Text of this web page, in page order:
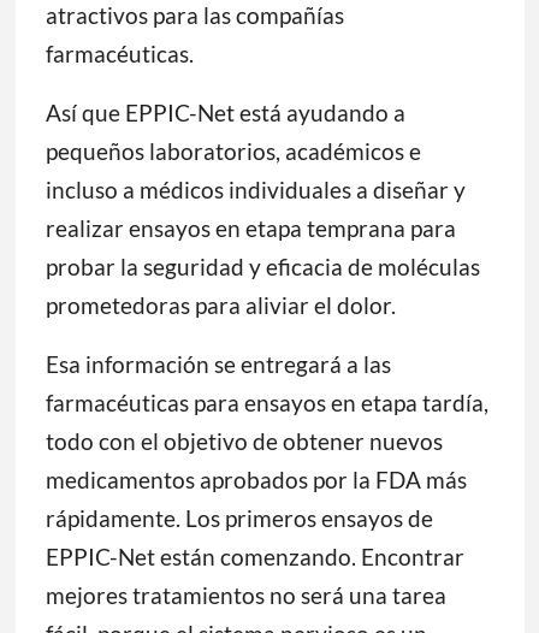
atractivos para las compañías
farmacéuticas.
Así que EPPIC-Net está ayudando a
pequeños laboratorios, académicos e
incluso a médicos individuales a diseñar y
realizar ensayos en etapa temprana para
probar la seguridad y eficacia de moléculas
prometedoras para aliviar el dolor.
Esa información se entregará a las
farmacéuticas para ensayos en etapa tardía,
todo con el objetivo de obtener nuevos
medicamentos aprobados por la FDA más
rápidamente. Los primeros ensayos de
EPPIC-Net están comenzando. Encontrar
mejores tratamientos no será una tarea